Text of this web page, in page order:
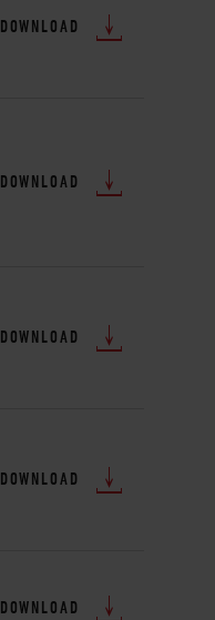
DOWNLOAD
DOWNLOAD
DOWNLOAD
DOWNLOAD
DOWNLOAD